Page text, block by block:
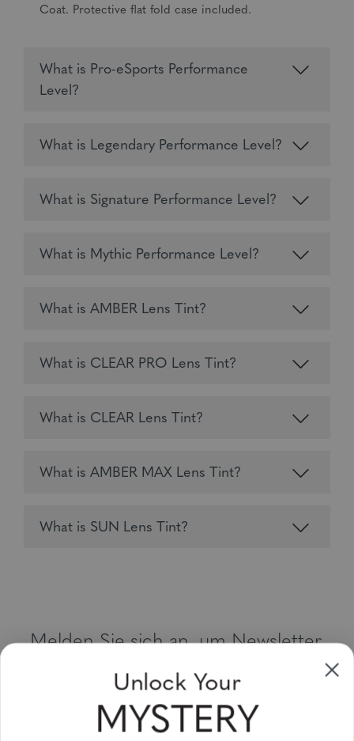
Coat. Protective flat fold case included.
What is Pro-eSports Performance
Level?
What is Legendary Performance Level?
What is Signature Performance Level?
What is Mythic Performance Level?
What is AMBER Lens Tint?
What is CLEAR PRO Lens Tint?
What is CLEAR Lens Tint?
What is AMBER MAX Lens Tint?
What is SUN Lens Tint?
Melden Sie sich an, um Newsletter,
Sonderangebote und Gutscheine zu
erhalten
Bitte geben Sie Ihre E-Mail Adresse ein und abonnieren Sie!
Unlock Your
MYSTERY